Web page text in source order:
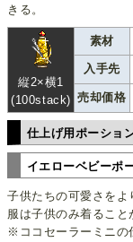
きる。
縦2×横1
(100stack)
素材
入手先
売却価格
仕上げ用ポーショ
イエローベビーポ
子供たちの可愛さを
服は子供のみ着ること
※ココセーラーミニの